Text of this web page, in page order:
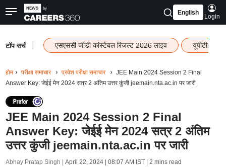
English
Login
टॉप सर्च एसएससी जीडी कांस्टेबल रिजल्ट 2026 लाइव यूपीटीईटी
होम परीक्षा समाचार प्रवेश परीक्षा समाचार
JEE Main 2024 Session 2 Final
Answer Key: जेईई मेन 2024 सत्र 2 अंतिम उत्तर कुंजी jeemain.nta.ac.in पर जारी
JEE Main 2024 Session 2 Final
Answer Key: जेईई मेन 2024 सत्र 2 अंतिम
उत्तर कुंजी jeemain.nta.ac.in पर जारी
Abhay Pratap Singh | April 22, 2024 | 08:07 AM IST| 2 mins read